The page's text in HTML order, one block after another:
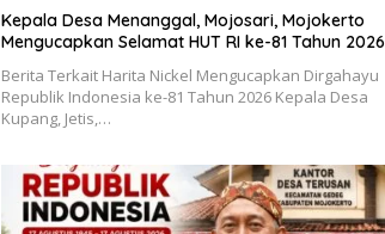
Kepala Desa Menanggal, Mojosari, Mojokerto
Mengucapkan Selamat HUT RI ke-81 Tahun 2026
Berita Terkait Harita Nickel Mengucapkan Dirgahayu
Republik Indonesia ke-81 Tahun 2026 Kepala Desa
Kupang, Jetis,…